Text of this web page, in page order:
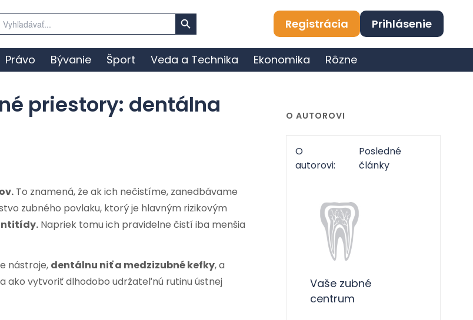
for:
Search Button
Registrácia Prihlásenie
Právo Bývanie Šport Veda a Technika Ekonomika Rôzne
priestory: dentálna
To znamená, že ak ich nečistíme, zanedbávame
zubného povlaku, ktorý je hlavným rizikovým
Napriek tomu ich pravidelne čistí iba menšia
nástroje, dentálnu niť a medzizubné kefky, a
ako vytvoriť dlhodobo udržateľnú rutinu ústnej
O AUTOROVI
O
autorovi:
Posledné
články
Vaše zubné
centrum